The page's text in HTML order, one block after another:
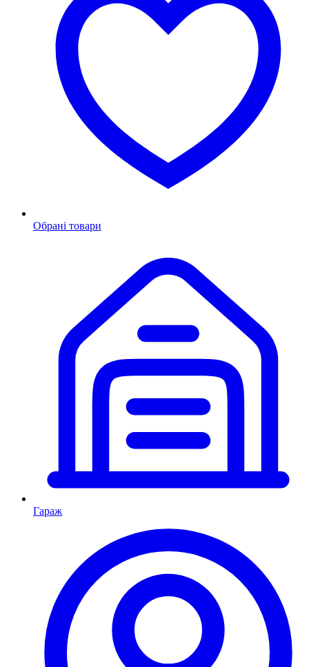
Обрані товари
Гараж